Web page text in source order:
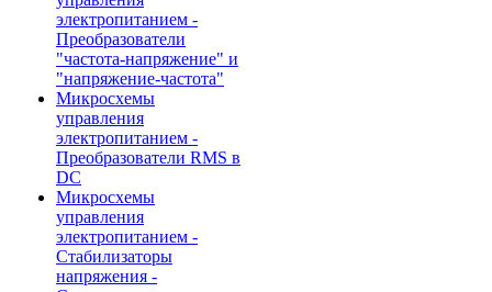
электропитанием -
Преобразователи
"частота-напряжение" и
"напряжение-частота"
Микросхемы
управления
электропитанием -
Преобразователи RMS в
DC
Микросхемы
управления
электропитанием -
Стабилизаторы
напряжения -